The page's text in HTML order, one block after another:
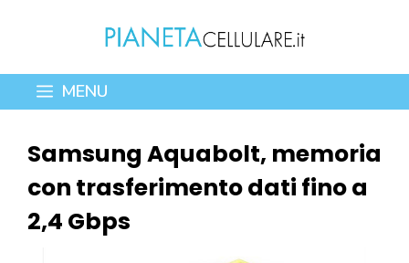
contenuto
MENU
Samsung Aquabolt, memoria
con trasferimento dati fino a
2,4 Gbps